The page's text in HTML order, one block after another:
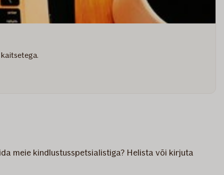
meie kindlustusspetsialistiga? Helista või kirjuta